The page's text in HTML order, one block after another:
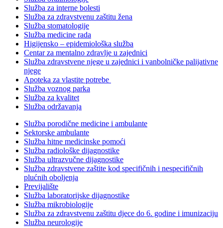
Služba za interne bolesti
Služba za zdravstvenu zaštitu žena
Služba stomatologije
Služba medicine rada
Higijensko – epidemiološka služba
Centar za mentalno zdravlje u zajednici
Služba zdravstvene njege u zajednici i vanbolničke palijativne
njege
Apoteka za vlastite potrebe
Služba voznog parka
Služba za kvalitet
Služba održavanja
Služba porodične medicine i ambulante
Sektorske ambulante
Služba hitne medicinske pomoći
Služba radiološke dijagnostike
Služba ultrazvučne dijagnostike
Služba zdravstvene zaštite kod specifičnih i nespecifičnih
plućnih oboljenja
Previjalište
Služba laboratorijske dijagnostike
Služba mikrobiologije
Služba za zdravstvenu zaštitu djece do 6. godine i imunizaciju
Služba neurologije